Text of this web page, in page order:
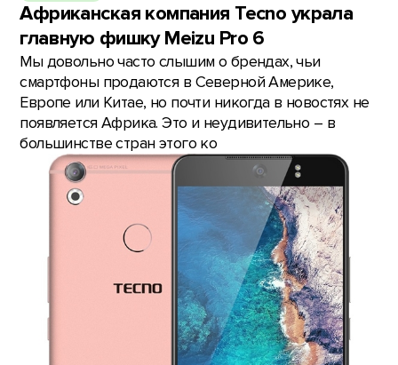
Африканская компания Tecno украла
главную фишку Meizu Pro 6
Мы довольно часто слышим о брендах, чьи
смартфоны продаются в Северной Америке,
Европе или Китае, но почти никогда в новостях не
появляется Африка. Это и неудивительно – в
большинстве стран этого ко